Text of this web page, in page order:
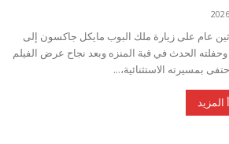
عام على زيارة ملك البوب مايكل جاكسون إلى
الحدث في قبة المنزه وبعد نجاح عرض الفيلم
بمسيرته الاستثنائية،...
المزيد